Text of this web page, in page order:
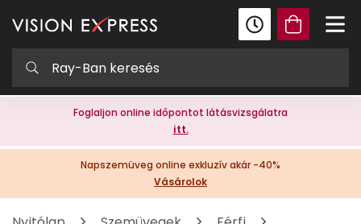
Foglaljon online időpontot látásvizsgálatra
itt.
Napszemüveg online exkluzív akár -40%
Vásárolok